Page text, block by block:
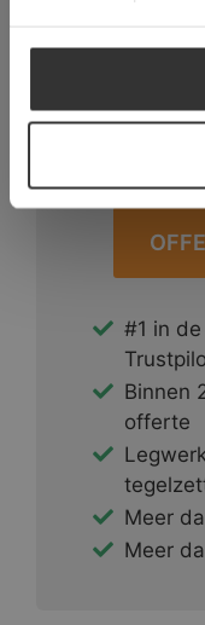
Een
denken
een prijs
#1 in
Binnen
offerte
Meer
Meer